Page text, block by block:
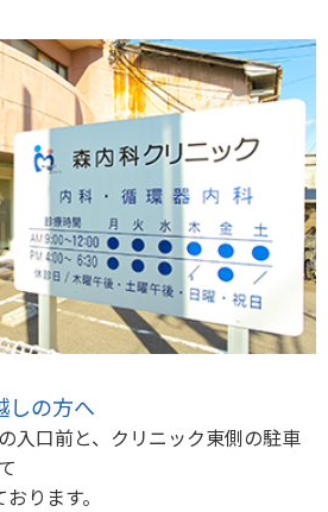
しの方へ
入口前と、クリニック東側の駐車
ります。